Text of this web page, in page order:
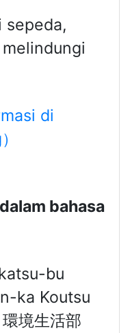
sepeda,
di
bahasa
bu
ka Koutsu
境生活部